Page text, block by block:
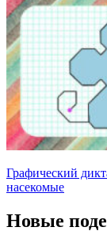
Графический
насекомые
Новые